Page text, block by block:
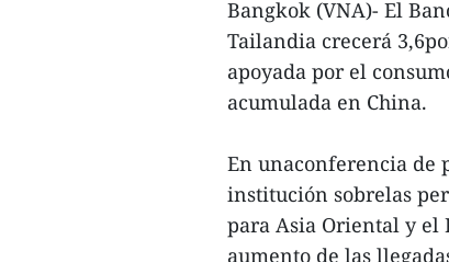
Bangkok (VNA)- El
Tailandia crecerá
apoyada por el
acumulada en China.
En unaconferencia de
institución sobrelas
para Asia Oriental y el
aumento de las